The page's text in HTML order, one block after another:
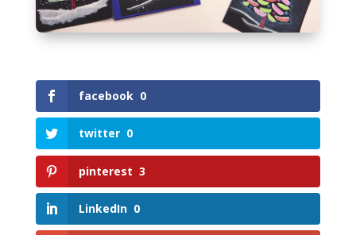
facebook 0
twitter 0
pinterest 3
LinkedIn 0